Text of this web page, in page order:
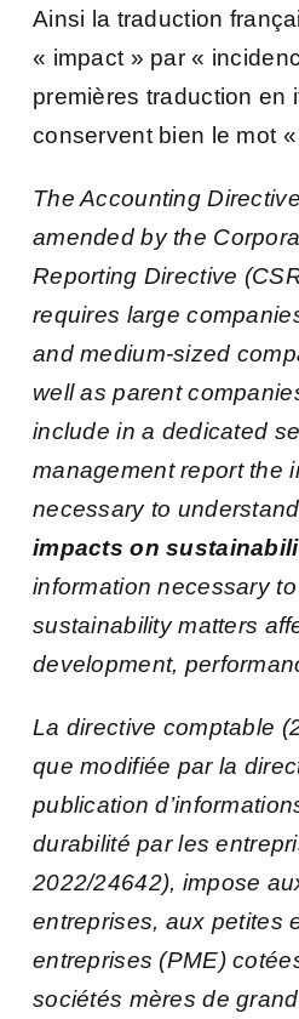
Ainsi la traduction
« impact » par «
premières traduction en
conservent bien le mot
The Accounting
amended by the
Reporting Directive
requires large
and medium-sized
well as parent
include in a dedicated
management report the
necessary to understand
impacts on
information necessary
sustainability matters
development,
La directive comptable
que modifiée par la
publication
durabilité par les
2022/24642), impose
entreprises, aux petites
entreprises (PME)
sociétés mères de